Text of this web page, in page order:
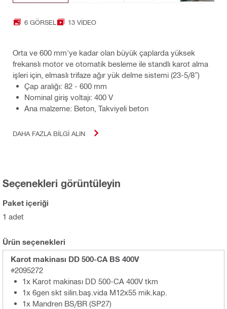
6 GÖRSEL 13 VIDEO
Orta ve 600 mm'ye kadar olan büyük çaplarda yüksek
frekanslı motor ve otomatik besleme ile standlı karot alma
işleri için, elmaslı trifaze ağır yük delme sistemi (23-5/8”)
Çap aralığı: 82 - 600 mm
Nominal giriş voltajı: 400 V
Ana malzeme: Beton, Takviyeli beton
DAHA FAZLA BILGI ALIN
Seçenekleri görüntüleyin
Paket içeriği
1 adet
Ürün seçenekleri
Karot makinası DD 500-CA BS 400V
#2095272
1x Karot makinası DD 500-CA 400V tkm
1x 6gen skt silin.baş.vida M12x55 mik.kap.
1x Mandren BS/BR (SP27)